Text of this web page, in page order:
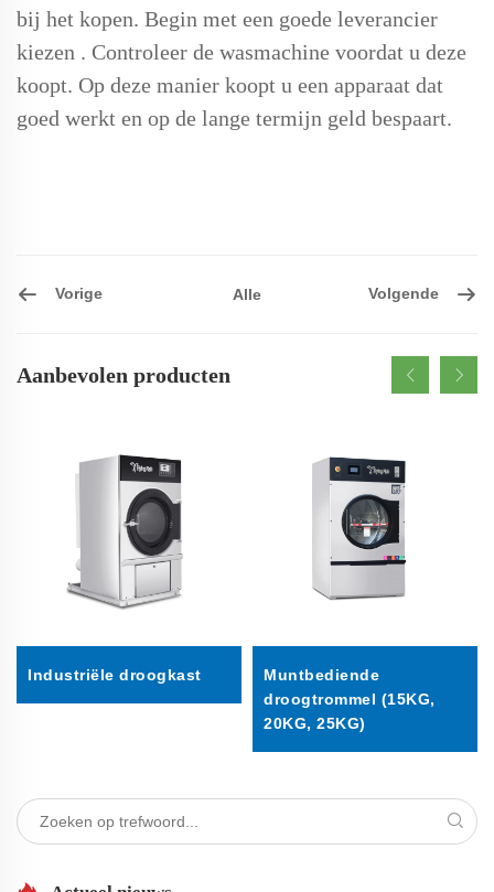
bij het kopen. Begin met een goede leverancier
kiezen . Controleer de wasmachine voordat u deze
koopt. Op deze manier koopt u een apparaat dat
goed werkt en op de lange termijn geld bespaart.
Vorige Alle Volgende
Aanbevolen producten
Industriële droogkast
Muntbediende
droogtrommel (15KG,
20KG, 25KG)